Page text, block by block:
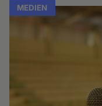
MEDIEN